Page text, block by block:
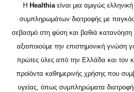
Η Healthiaείναι μια αμιγώς
συμπληρωμάτων διατροφής με
σεβασμό στη φύση και βαθιά
αξιοποιούμε την επιστημονική γνώση
πρώτες ύλες από την Ελλάδα και τον
προϊόντα καθημερινής χρήσης που
υγείας, όπως συμπληρώματα